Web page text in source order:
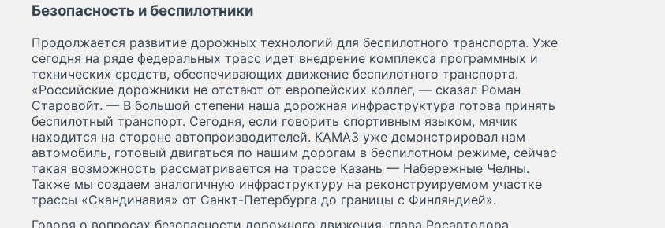
Безопасность и беспилотники
Продолжается развитие дорожных технологий для беспилотного транспорта. Уже
сегодня на ряде федеральных трасс идет внедрение комплекса программных и
технических средств, обеспечивающих движение беспилотного транспорта.
«Российские дорожники не отстают от европейских коллег, — сказал Роман
Старовойт. — В большой степени наша дорожная инфраструктура готова принять
беспилотный транспорт. Сегодня, если говорить спортивным языком, мячик
находится на стороне автопроизводителей. КАМАЗ уже демонстрировал нам
автомобиль, готовый двигаться по нашим дорогам в беспилотном режиме, сейчас
такая возможность рассматривается на трассе Казань — Набережные Челны.
Также мы создаем аналогичную инфраструктуру на реконструируемом участке
трассы «Скандинавия» от Санкт-Петербурга до границы с Финляндией».